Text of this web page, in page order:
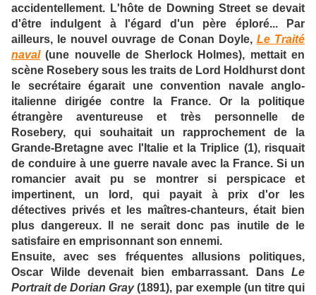
accidentellement. L'hôte de Downing Street se devait
d'être indulgent à l'égard d'un père éploré... Par
ailleurs, le nouvel ouvrage de Conan Doyle, Le Traité
naval (une nouvelle de Sherlock Holmes), mettait en
scène Rosebery sous les traits de Lord Holdhurst dont
le secrétaire égarait une convention navale anglo-
italienne dirigée contre la France. Or la politique
étrangère aventureuse et très personnelle de
Rosebery, qui souhaitait un rapprochement de la
Grande-Bretagne avec l'Italie et la Triplice (1), risquait
de conduire à une guerre navale avec la France. Si un
romancier avait pu se montrer si perspicace et
impertinent, un lord, qui payait à prix d'or les
détectives privés et les maîtres-chanteurs, était bien
plus dangereux. Il ne serait donc pas inutile de le
satisfaire en emprisonnant son ennemi.
Ensuite, avec ses fréquentes allusions politiques,
Oscar Wilde devenait bien embarrassant. Dans Le
Portrait de Dorian Gray(1891), par exemple (un titre qui